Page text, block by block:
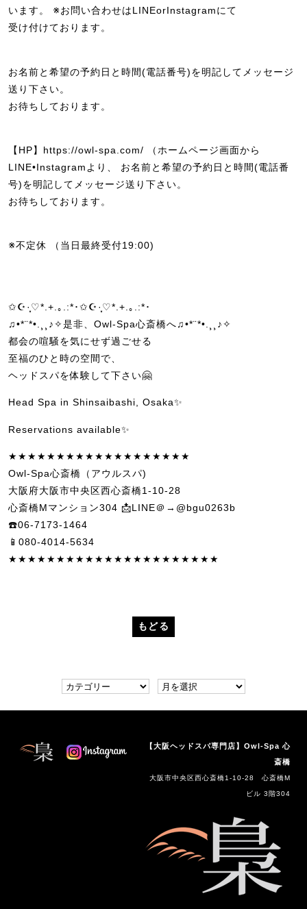
います。 ※お問い合わせはLINEorInstagramにて
受け付けております。
お名前と希望の予約日と時間(電話番号)を明記してメッセージ
送り下さい。
お待ちしております。
【HP】https://owl-spa.com/ （ホームページ画面から
LINE•Instagramより、 お名前と希望の予約日と時間(電話番
号)を明記してメッセージ送り下さい。
お待ちしております。
※不定休 （当日最終受付19:00)
✩☪·̩͙♡*.+.｡.:*･✩☪·̩͙♡*.+.｡.:*･
♫•*¨*•.¸¸♪✧是非、Owl-Spa心斎橋へ♫•*¨*•.¸¸♪✧
都会の喧騒を気にせず過ごせる
至福のひと時の空間で、
ヘッドスパを体験して下さい🤗
Head Spa in Shinsaibashi, Osaka✨
Reservations available✨
★★★★★★★★★★★★★★★★★★★
Owl-Spa心斎橋（アウルスパ)
大阪府大阪市中央区西心斎橋1-10-28
心斎橋Mマンション304 📩LINE＠→@bgu0263b
☎️06-7173-1464
📱080-4014-5634
★★★★★★★★★★★★★★★★★★★★★★
もどる
【大阪ヘッドスパ専門店】Owl-Spa 心
斎橋
大阪市中央区西心斎橋1-10-28 心斎橋M
ビル 3階304